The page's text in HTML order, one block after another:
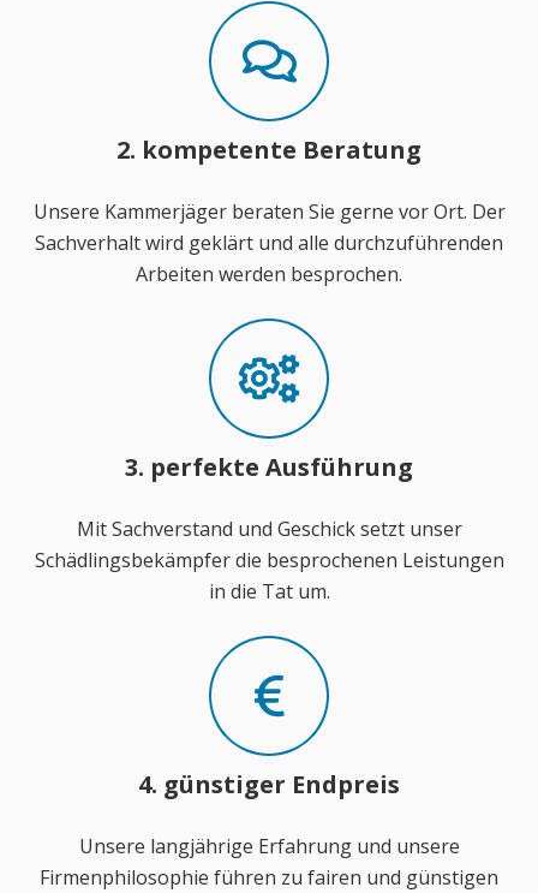
2. kompetente Beratung
Unsere Kammerjäger beraten Sie gerne vor Ort. Der
Sachverhalt wird geklärt und alle durchzuführenden
Arbeiten werden besprochen.
3. perfekte Ausführung
Mit Sachverstand und Geschick setzt unser
Schädlingsbekämpfer die besprochenen Leistungen
in die Tat um.
4. günstiger Endpreis
Unsere langjährige Erfahrung und unsere
Firmenphilosophie führen zu fairen und günstigen